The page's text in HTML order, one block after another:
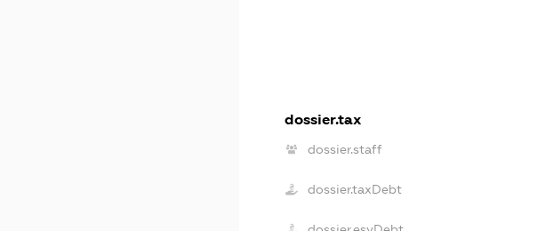
dossier.tax
dossier.staff
dossier.taxDebt